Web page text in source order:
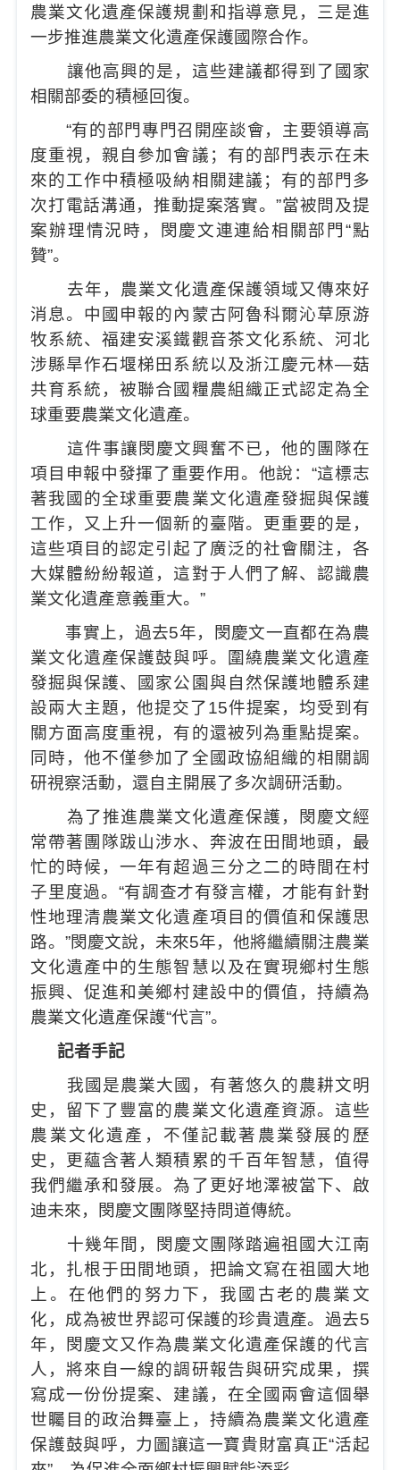
農業文化遺產保護規劃和指導意見，三是進
一步推進農業文化遺產保護國際合作。
讓他高興的是，這些建議都得到了國家
相關部委的積極回復。
“有的部門專門召開座談會，主要領導高
度重視，親自參加會議；有的部門表示在未
來的工作中積極吸納相關建議；有的部門多
次打電話溝通，推動提案落實。”當被問及提
案辦理情況時，閔慶文連連給相關部門“點
贊”。
去年，農業文化遺產保護領域又傳來好
消息。中國申報的內蒙古阿魯科爾沁草原游
牧系統、福建安溪鐵觀音茶文化系統、河北
涉縣旱作石堰梯田系統以及浙江慶元林—菇
共育系統，被聯合國糧農組織正式認定為全
球重要農業文化遺產。
這件事讓閔慶文興奮不已，他的團隊在
項目申報中發揮了重要作用。他說：“這標志
著我國的全球重要農業文化遺產發掘與保護
工作，又上升一個新的臺階。更重要的是，
這些項目的認定引起了廣泛的社會關注，各
大媒體紛紛報道，這對于人們了解、認識農
業文化遺產意義重大。”
事實上，過去5年，閔慶文一直都在為農
業文化遺產保護鼓與呼。圍繞農業文化遺產
發掘與保護、國家公園與自然保護地體系建
設兩大主題，他提交了15件提案，均受到有
關方面高度重視，有的還被列為重點提案。
同時，他不僅參加了全國政協組織的相關調
研視察活動，還自主開展了多次調研活動。
為了推進農業文化遺產保護，閔慶文經
常帶著團隊跋山涉水、奔波在田間地頭，最
忙的時候，一年有超過三分之二的時間在村
子里度過。“有調查才有發言權，才能有針對
性地理清農業文化遺產項目的價值和保護思
路。”閔慶文說，未來5年，他將繼續關注農業
文化遺產中的生態智慧以及在實現鄉村生態
振興、促進和美鄉村建設中的價值，持續為
農業文化遺產保護“代言”。
記者手記
我國是農業大國，有著悠久的農耕文明
史，留下了豐富的農業文化遺產資源。這些
農業文化遺產，不僅記載著農業發展的歷
史，更蘊含著人類積累的千百年智慧，值得
我們繼承和發展。為了更好地澤被當下、啟
迪未來，閔慶文團隊堅持問道傳統。
十幾年間，閔慶文團隊踏遍祖國大江南
北，扎根于田間地頭，把論文寫在祖國大地
上。在他們的努力下，我國古老的農業文
化，成為被世界認可保護的珍貴遺產。過去5
年，閔慶文又作為農業文化遺產保護的代言
人，將來自一線的調研報告與研究成果，撰
寫成一份份提案、建議，在全國兩會這個舉
世矚目的政治舞臺上，持續為農業文化遺產
保護鼓與呼，力圖讓這一寶貴財富真正“活起